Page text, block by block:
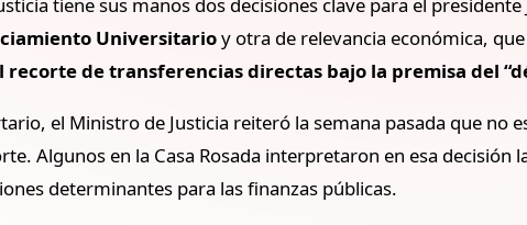
Universitarioy otra de relevancia económica,
recorte de transferencias directas bajo la premisa del
el Ministro de Justicia reiteró la semana pasada que no
Algunos en la Casa Rosada interpretaron en esa decisión
determinantes para las finanzas públicas.